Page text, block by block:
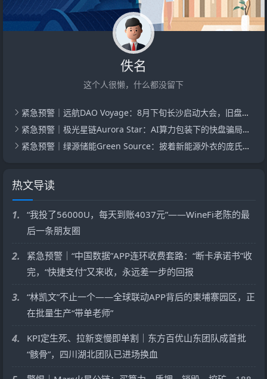
佚名
这个人很懒，什么都没留下
紧急预警｜远航DAO Voyage：8月下旬长沙启动大会，旧盘团队平移，RWA+大宗商品包装——又是庞氏滚盘的老剧本
紧急预警｜极光星链Aurora Star：AI算力包装下的快盘骗局，认购即入坑
紧急预警｜绿源储能Green Source：披着新能源外衣的庞氏传销盘，8月千人大会就是收割信号
热文导读
1.
“我投了56000U，每天到账4037元”——WineFi老陈的最
后一条朋友圈
2.
紧急预警｜“中国数据”APP连环收费套路：“断卡承诺书”收
完，“快捷支付”又来收，永远差一步的回报
3.
“林凯文”不止一个——全球联动APP背后的柬埔寨园区，正
在批量生产“带单老师”
4.
KPI定生死、拉新变慢即单割｜东方百优山东团队成首批
“骸骨”，四川湖北团队已进场换血